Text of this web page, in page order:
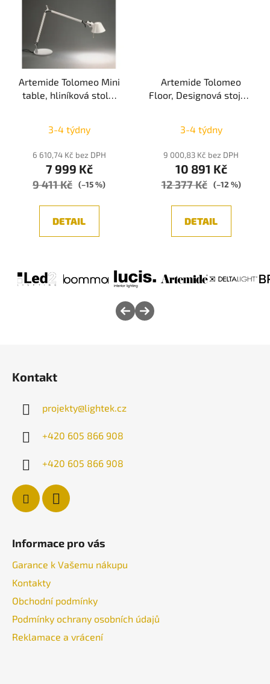
Artemide Tolomeo Mini
table, hliníková stolní
hodnocení
produktu
je
4,0
5
3-4 týdny
6 610,74 Kč bez DPH
7 999 Kč
9 411 Kč (–15 %)
DETAIL
Artemide Tolomeo
Floor, Designová stojací
hodnocení
produktu
je
5,0
5
3-4 týdny
9 000,83 Kč bez DPH
10 891 Kč
12 377 Kč (–12 %)
DETAIL
Kontakt
projekty@lightek.cz
+420 605 866 908
+420 605 866 908
Informace pro vás
Garance k Vašemu nákupu
Kontakty
Obchodní podmínky
Podmínky ochrany osobních údajů
Reklamace a vrácení